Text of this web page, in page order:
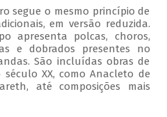
segue o mesmo princípio de
em versão reduzida.
apresenta polcas, choros,
e dobrados presentes no
São incluídas obras de
XX, como Anacleto de
até composições mais